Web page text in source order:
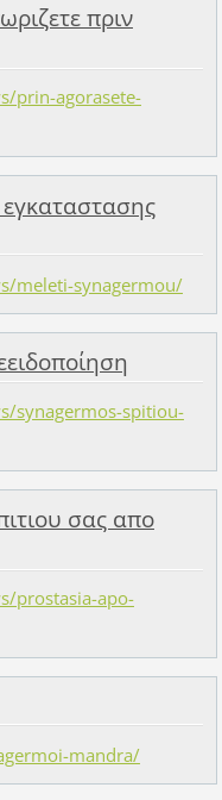
πριν
prin-agorasete-
meleti-synagermou/
synagermos-spitiou-
σας απο
prostasia-apo-
mandra/